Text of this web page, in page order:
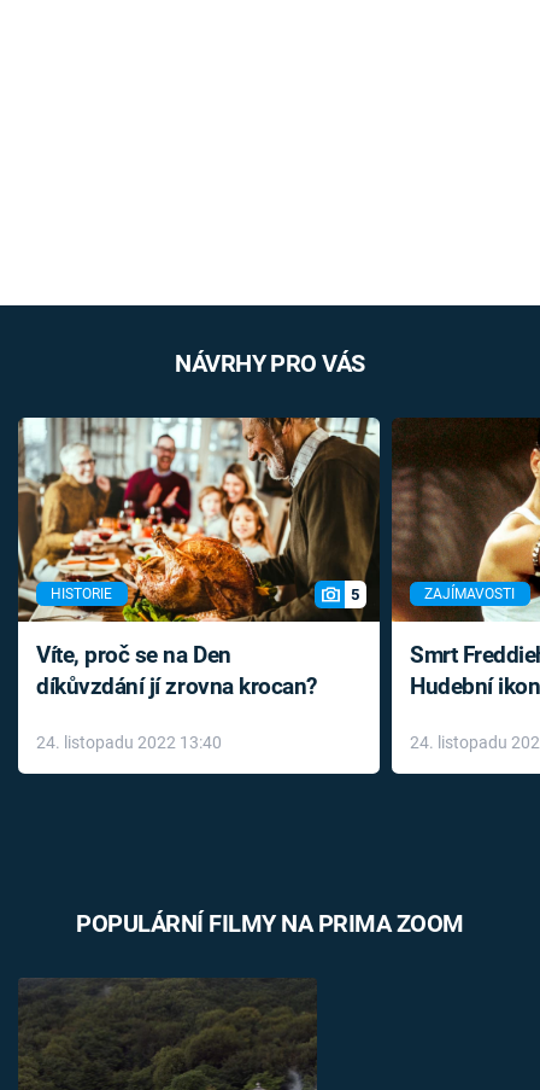
NÁVRHY PRO VÁS
HISTORIE 5
Víte, proč se na Den
díkůvzdání jí zrovna krocan?
24. listopadu 2022 13:40
ZAJÍMAVOSTI
Smrt
Hudební
léky
24. listopadu
POPULÁRNÍ FILMY NA PRIMA ZOOM